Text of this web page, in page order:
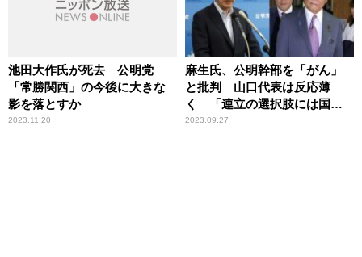
池田大作氏が死去 公明党
「常勝関西」の今後に大きな
影を落とすか
2023.11.20
麻生氏、公明幹部を「がん」
と批判 山口代表は反応薄
く 「連立の選択肢には国民
も維新もある。事を荒立てた
2023.09.27